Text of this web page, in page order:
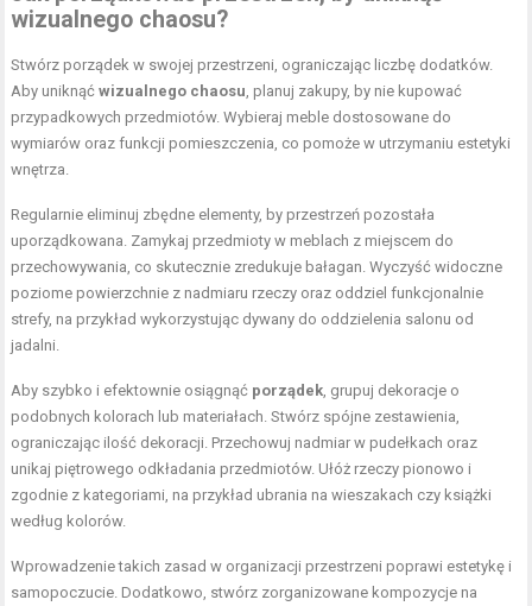
wizualnego chaosu?
Stwórz porządek w swojej przestrzeni, ograniczając liczbę dodatków.
Aby uniknąćwizualnego chaosu, planuj zakupy, by nie kupować
przypadkowych przedmiotów. Wybieraj meble dostosowane do
wymiarów oraz funkcji pomieszczenia, co pomoże w utrzymaniu estetyki
wnętrza.
Regularnie eliminuj zbędne elementy, by przestrzeń pozostała
uporządkowana. Zamykaj przedmioty w meblach z miejscem do
przechowywania, co skutecznie zredukuje bałagan. Wyczyść widoczne
poziome powierzchnie z nadmiaru rzeczy oraz oddziel funkcjonalnie
strefy, na przykład wykorzystując dywany do oddzielenia salonu od
jadalni.
Aby szybko i efektownie osiągnąć porządek, grupuj dekoracje o
podobnych kolorach lub materiałach. Stwórz spójne zestawienia,
ograniczając ilość dekoracji. Przechowuj nadmiar w pudełkach oraz
unikaj piętrowego odkładania przedmiotów. Ułóż rzeczy pionowo i
zgodnie z kategoriami, na przykład ubrania na wieszakach czy książki
według kolorów.
Wprowadzenie takich zasad w organizacji przestrzeni poprawi estetykę i
samopoczucie. Dodatkowo, stwórz zorganizowane kompozycje na